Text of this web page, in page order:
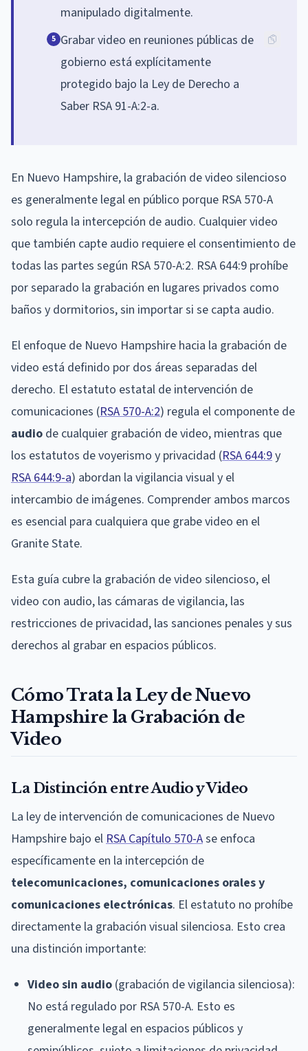
manipulado digitalmente.
5 Grabar video en reuniones públicas de
gobierno está explícitamente
protegido bajo la Ley de Derecho a
Saber RSA 91-A:2-a.
En Nuevo Hampshire, la grabación de video silencioso
es generalmente legal en público porque RSA 570-A
solo regula la intercepción de audio. Cualquier video
que también capte audio requiere el consentimiento de
todas las partes según RSA 570-A:2. RSA 644:9 prohíbe
por separado la grabación en lugares privados como
baños y dormitorios, sin importar si se capta audio.
El enfoque de Nuevo Hampshire hacia la grabación de
video está definido por dos áreas separadas del
derecho. El estatuto estatal de intervención de
comunicaciones (RSA 570-A:2) regula el componente de
audio de cualquier grabación de video, mientras que
los estatutos de voyerismo y privacidad (RSA 644:9y
RSA 644:9-a) abordan la vigilancia visual y el
intercambio de imágenes. Comprender ambos marcos
es esencial para cualquiera que grabe video en el
Granite State.
Esta guía cubre la grabación de video silencioso, el
video con audio, las cámaras de vigilancia, las
restricciones de privacidad, las sanciones penales y sus
derechos al grabar en espacios públicos.
Cómo Trata la Ley de Nuevo
Hampshire la Grabación de
Video
La Distinción entre Audio y Video
La ley de intervención de comunicaciones de Nuevo
Hampshire bajo el RSA Capítulo 570-Ase enfoca
específicamente en la intercepción de
telecomunicaciones, comunicaciones orales y
comunicaciones electrónicas. El estatuto no prohíbe
directamente la grabación visual silenciosa. Esto crea
una distinción importante:
Video sin audio (grabación de vigilancia silenciosa):
No está regulado por RSA 570-A. Esto es
generalmente legal en espacios públicos y